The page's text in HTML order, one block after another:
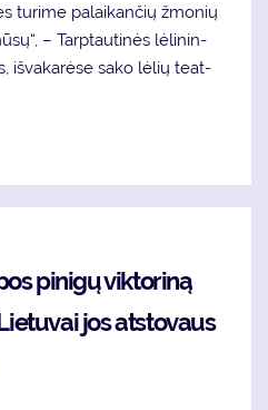
tu­ri­me pa­lai­kan­čių žmo­nių
– Tarp­tau­ti­nės lė­li­nin­
iš­va­ka­rė­se sa­ko lė­lių te­at­
pinigų viktoriną
jos atstovaus